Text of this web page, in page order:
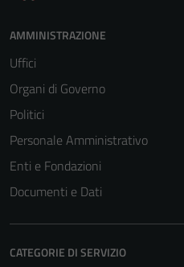
AMMINISTRAZIONE
Uffici
Organi di Governo
Politici
Personale Amministrativo
Enti e Fondazioni
Documenti e Dati
CATEGORIE DI SERVIZIO